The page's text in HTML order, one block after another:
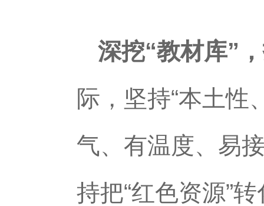
深挖“教材库”
际，坚持“本土性
气、有温度、易
持把“红色资源”